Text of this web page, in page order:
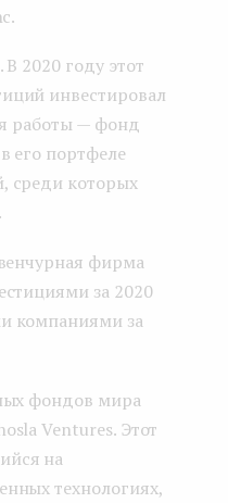
. В 2020 году этот
инвестировал
работы — фонд
его портфеле
среди которых
фирма
за 2020
компаниями за
фондов мира
Ventures. Этот
на
технологиях,